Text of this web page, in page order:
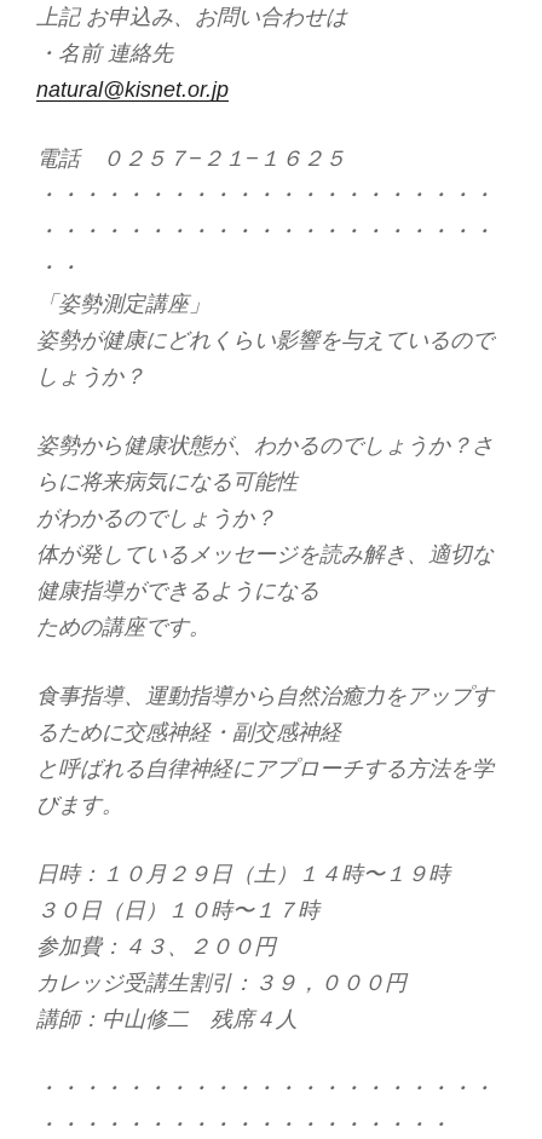
上記 お申込み、お問い合わせは
・名前 連絡先
natural@kisnet.or.jp
電話 ０２５７−２１−１６２５
・・・・・・・・・・・・・・・・・・・・・
・・・・・・・・・・・・・・・・・・・・・
・・
「姿勢測定講座」
姿勢が健康にどれくらい影響を与えているので
しょうか？
姿勢から健康状態が、わかるのでしょうか？さ
らに将来病気になる可能性
がわかるのでしょうか？
体が発しているメッセージを読み解き、適切な
健康指導ができるようになる
ための講座です。
食事指導、運動指導から自然治癒力をアップす
るために交感神経・副交感神経
と呼ばれる自律神経にアプローチする方法を学
びます。
日時：１０月２９日（土）１４時〜１９時
３０日（日）１０時〜１７時
参加費：４３、２００円
カレッジ受講生割引：３９，０００円
講師：中山修二 残席４人
・・・・・・・・・・・・・・・・・・・・・
・・・・・・・・・・・・・・・・・・・